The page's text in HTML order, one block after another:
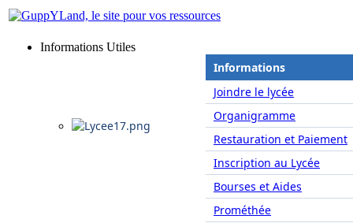
Informations Utiles
Informations
Joindre le lycée
Organigramme
Restauration et Paiement
Inscription au Lycée
Bourses et Aides
Prométhée